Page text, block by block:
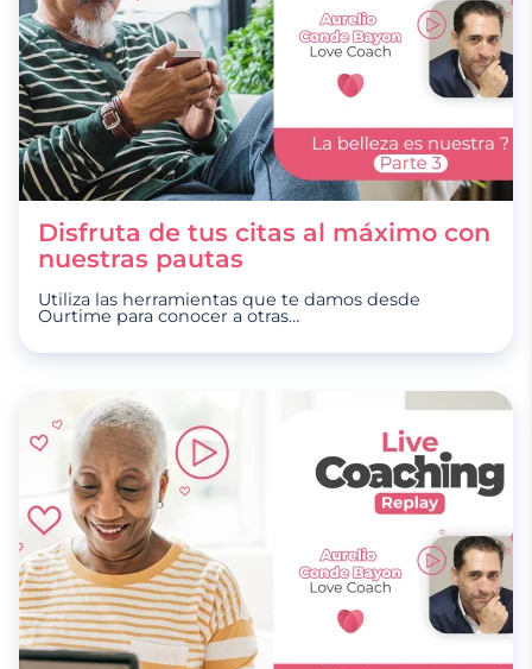
Disfruta de tus citas al máximo con
nuestras pautas
Utiliza las herramientas que te damos desde
Ourtime para conocer a otras…